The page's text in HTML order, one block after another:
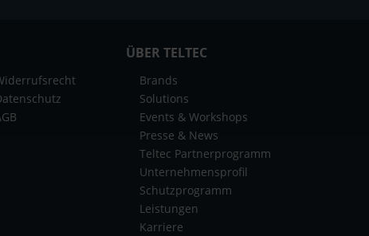
ÜBER TELTEC
Brands
Solutions
Events & Workshops
Presse & News
Teltec Partnerprogramm
Unternehmensprofil
Schutzprogramm
Leistungen
Karriere